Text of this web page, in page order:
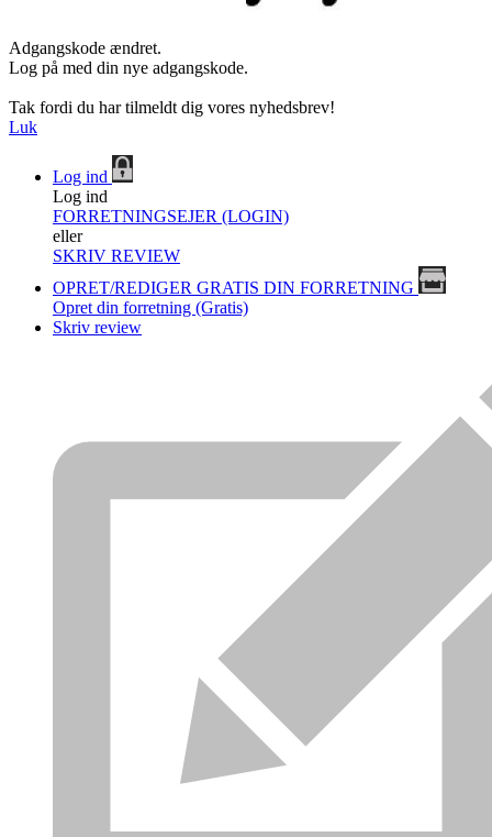
Adgangskode ændret.
Log på med din nye adgangskode.
Tak fordi du har tilmeldt dig vores nyhedsbrev!
Luk
Log ind
Log ind
FORRETNINGSEJER (LOGIN)
eller
SKRIV REVIEW
OPRET/REDIGER GRATIS DIN FORRETNING
Opret din forretning (Gratis)
Skriv review